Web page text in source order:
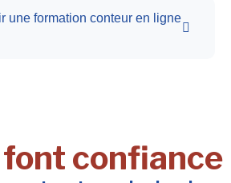
une formation conteur en ligne
confiance